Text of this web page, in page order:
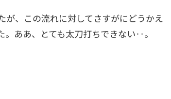
が、この流れに対してさすがにどうかえ
ああ、とても太刀打ちできない‥。